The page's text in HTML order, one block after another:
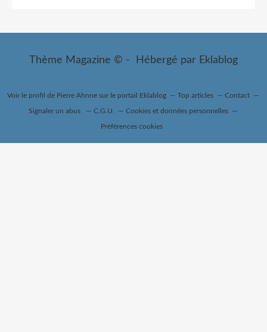
Thème Magazine © - Hébergé par Eklablog
Voir le profil de Pierre Ahnne sur le portail Eklablog Top articles Contact
Signaler un abus C.G.U. Cookies et données personnelles
Préférences cookies